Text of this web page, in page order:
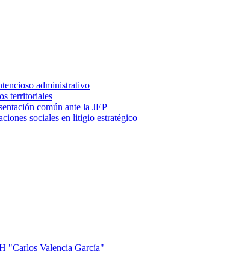
administrativo
territoriales
común ante la JEP
sociales en litigio estratégico
"Carlos Valencia García"